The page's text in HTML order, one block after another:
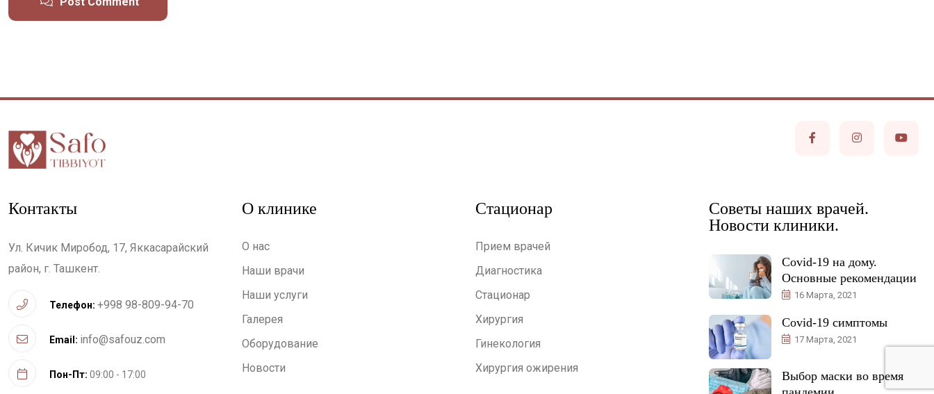
Контакты
Ул. Кичик Миробод, 17, Яккасарайский
район, г. Ташкент.
Телефон: +998 98-809-94-70
Email: info@safouz.com
Пон-Пт: 09:00 - 17:00
О клинике
О нас
Наши врачи
Наши услуги
Галерея
Оборудование
Новости
Стационар
Прием врачей
Диагностика
Стационар
Хирургия
Гинекология
Хирургия ожирения
Советы наших врачей.
Новости клиники.
Covid-19 на дому.
Основные рекомендации
16 Марта, 2021
Covid-19 симптомы
17 Марта, 2021
Выбор маски во время